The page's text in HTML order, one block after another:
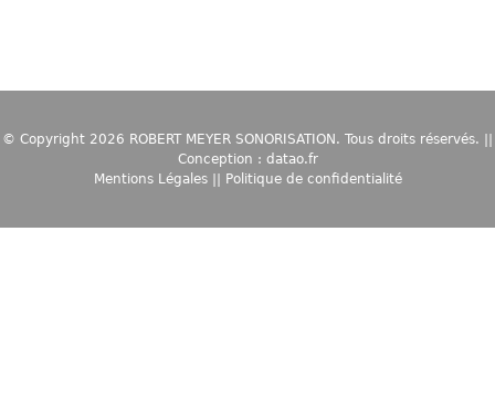
© Copyright 2026 ROBERT MEYER SONORISATION . Tous droits réservés. ||
Conception : datao.fr
Mentions Légales|| Politique de confidentialité